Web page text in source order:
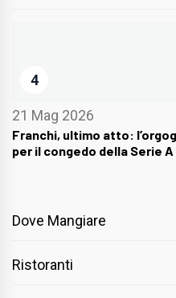
4
21 Mag 2026
Franchi, ultimo atto:
per il congedo della Serie A
Dove Mangiare
Ristoranti